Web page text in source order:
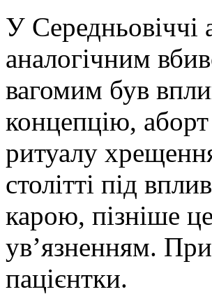
У
аналогічним
вагомим був
концепцію,
ритуалу
столітті під
карою, пізніше
ув’язненням.
пацієнтки.